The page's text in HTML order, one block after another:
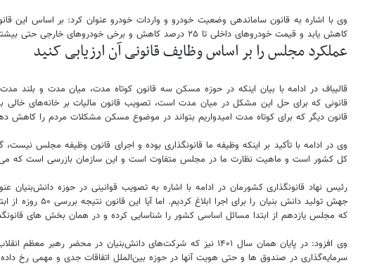
کاهش یابد و قیمت خودروهای داخلی تا ۲۵ درصد کاهش و برخی خودروهای خارجی حتی بیشتر از این میزان کاهش داشته باشد.
عملکرد مجلس را بر اساس وظایف قانونی آن ارزیابی کنید
قالیباف در ادامه با بیان اینکه در حوزه مسکن سه قانون کوتاه مدت، میان مدت و
قانونی که برای حل این مشکل در میان مدت است، تصویب قانون مالیات بر خانه‌های خالی
قانون دیگر که برای کوتاه مدت امیدواریم بتواند در موضوع مسکن مشکلات مردم را کاهش
وی در ادامه با تأکید بر اینکه وظیفه ما قانونگذاری بوده و اجرای قانون وظیفه مجلس
کل کشور است و ماهیت نظارت ما در مجلس متفاوت است و این سازمان بازرسی است که
که مجلس یازدهم از ابتدا مسائل اساسی کشور را شناسایی کرده و در همان بخش های
وی افزود: در پایان همان سال ۱۴۰۱ نیز که شرکت‌های
سرمایه‌گذاری در صندوق ها و حتی هویت آنها در حوزه بین‌الملل اتفاقات جدی و مهمی رخ